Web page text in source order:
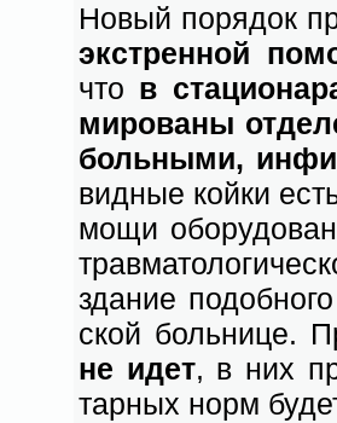
Но­вый по­ря­док
экс­трен­ной
что в
ми­ро­ва­ны
боль­ны­ми,
вид­ные кой­ки
мо­щи
зда­ние
ской боль­ни­це.
не идет, в них
тар­ных норм